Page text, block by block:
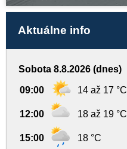
Aktuálne info
Sobota 8.8.2026 (dnes)
09:00 14 až 17 °C
12:00 18 až 19 °C
15:00 18 °C